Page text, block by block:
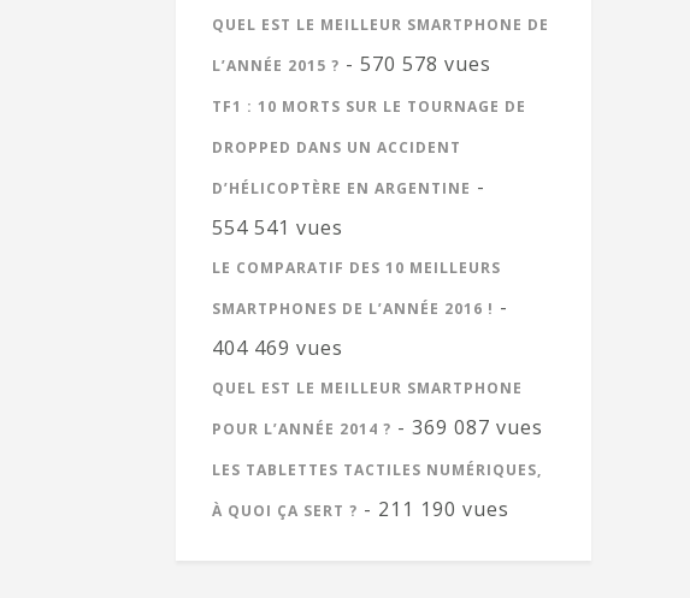
QUEL EST LE MEILLEUR SMARTPHONE DE
L’ANNÉE 2015 ? - 570 578 vues
TF1 : 10 MORTS SUR LE TOURNAGE DE
DROPPED DANS UN ACCIDENT
D’HÉLICOPTÈRE EN ARGENTINE -
554 541 vues
LE COMPARATIF DES 10 MEILLEURS
SMARTPHONES DE L’ANNÉE 2016 ! -
404 469 vues
QUEL EST LE MEILLEUR SMARTPHONE
POUR L’ANNÉE 2014 ? - 369 087 vues
LES TABLETTES TACTILES NUMÉRIQUES,
À QUOI ÇA SERT ? - 211 190 vues